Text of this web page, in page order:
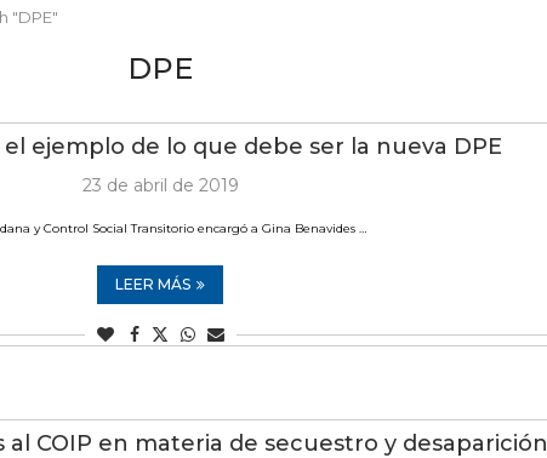
"DPE"
DPE
el ejemplo de lo que debe ser la nueva DPE
23 de abril de 2019
y Control Social Transitorio encargó a Gina Benavides …
LEER MÁS
COIP en materia de secuestro y desaparición